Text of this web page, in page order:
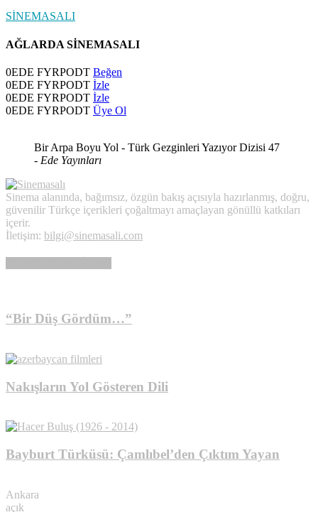
SİNEMASALI
AĞLARDA SİNEMASALI
0EDE FYRPODT Beğen
0EDE FYRPODT İzle
0EDE FYRPODT İzle
0EDE FYRPODT Üye Ol
Bir Arpa Boyu Yol - Türk Gezginleri Yazıyor Dizisi 47
- Ede Yayınları
Sinema alanında, bağımsız, özgün bakış açısıyla hazırlanmış, doğru,
güvenilir Türkçe içerikleri çoğaltmayı amaçlayan gönüllü katkıları
içerir.
İletişim: bilgi@sinemasali.com
“Bir Düş Gördüm…”
Nakışların Yol Gösteren Dili
Bayburt Türküsü: Çamlıbel’den Çıktım Yayan
Ankara
açık